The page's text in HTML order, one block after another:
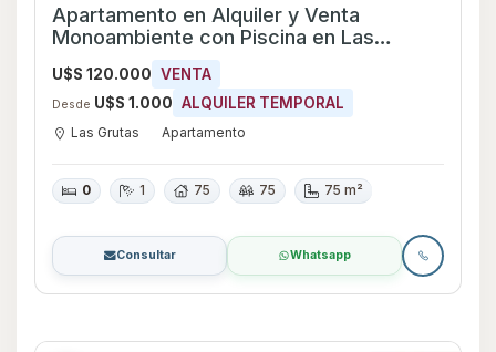
Apartamento en Alquiler y Venta
Monoambiente con Piscina en Las
Grutas, Maldonado
U$S 120.000 VENTA
Desde U$S 1.000 ALQUILER TEMPORAL
Las Grutas Apartamento
0 1 75 75 75 m²
Consultar Whatsapp